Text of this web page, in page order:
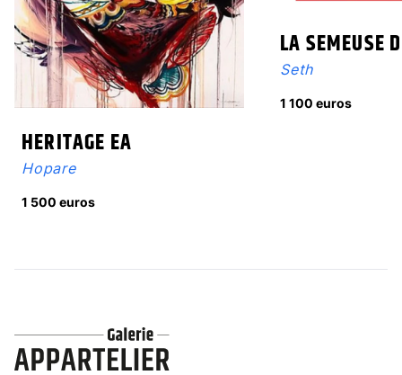
HERITAGE EA
Hopare
1 500 euros
LA SEMEUSE
Seth
1 100 euros